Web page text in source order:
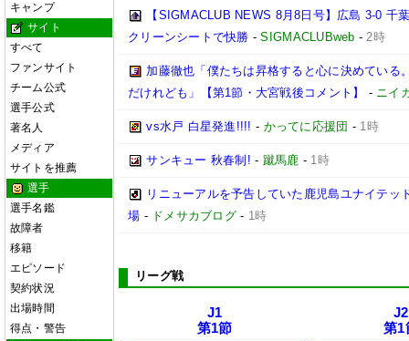
キャンプ
サイト
すべて
ファンサイト
チーム公式
選手公式
著名人
メディア
サイトを推薦
選手
選手名鑑
故障者
移籍
エピソード
契約状況
出場時間
得点・警告
【SIGMACLUB NEWS 8月8日号】広島 3-0
クリーンシートで快勝 -SIGMACLUBweb -2時
加藤徹也「僕たちは昇格すると心に決めてい
だけれども」【第1節・大宮戦後コメント】
- ニイ
vs水戸 白星発進!!!! - かってに応援団 - 1時
サンキュー 秋春制! - 蹴馬鹿 - 1時
リニューアルを予告していた鹿児島ユナイテッ
場 - ドメサカブログ- 1時
リーグ戦
J1
第1節
J2
第1